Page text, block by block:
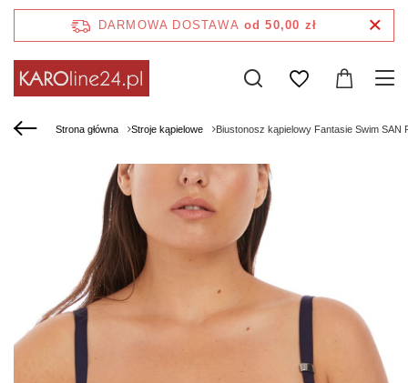
DARMOWA DOSTAWA od 50,00 zł
Strona główna Stroje kąpielowe Biustonosz kąpielowy Fantasie Swim SAN